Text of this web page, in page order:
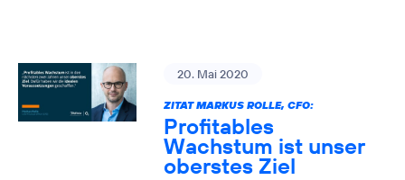
20. Mai 2020
ZITAT MARKUS ROLLE, CFO:
Profitables
Wachstum ist unser
oberstes Ziel